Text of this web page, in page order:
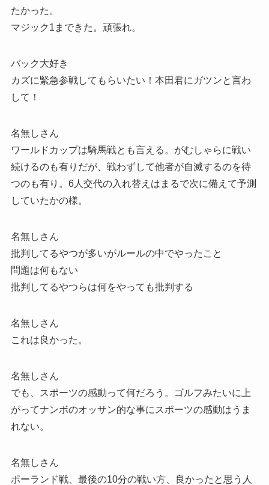
たかった。
マジック1まできた。頑張れ。
バック大好き
カズに緊急参戦してもらいたい！本田君にガツンと言わ
して！
名無しさん
ワールドカップは騎馬戦とも言える。がむしゃらに戦い
続けるのも有りだが、戦わずして他者が自滅するのを待
つのも有り。6人交代の入れ替えはまるで次に備えて予測
していたかの様。
名無しさん
批判してるやつが多いがルールの中でやったこと
問題は何もない
批判してるやつらは何をやっても批判する
名無しさん
これは良かった。
名無しさん
でも、スポーツの感動って何だろう。ゴルフみたいに上
がってナンボのオッサン的な事にスポーツの感動はうま
れない。
名無しさん
ポーランド戦、最後の10分の戦い方、良かったと思う人